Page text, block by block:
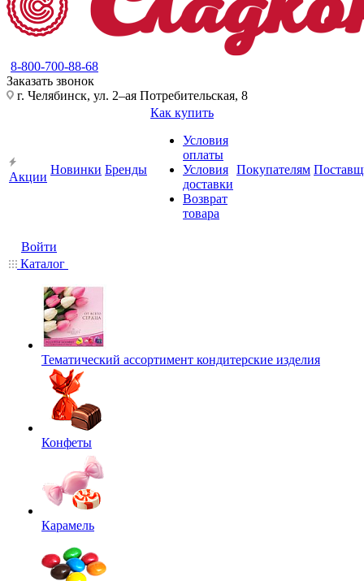
8-800-700-88-68
Заказать звонок
г. Челябинск, ул. 2–ая Потребительская, 8
Акции
Новинки Бренды
Как купить
Условия
оплаты
Условия
доставки
Возврат
товара
Покупателям
Войти
Каталог
Тематический ассортимент кондитерские изделия
Конфеты
Карамель